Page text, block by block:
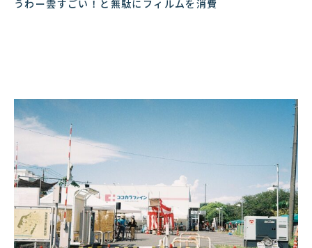
うわー雲すごい！と無駄にフィルムを消費